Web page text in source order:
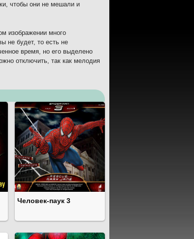
чтобы они не мешали и
изображении много
не будет, то есть не
время, но его выделено
отключить, так как мелодия
Человек-паук 3